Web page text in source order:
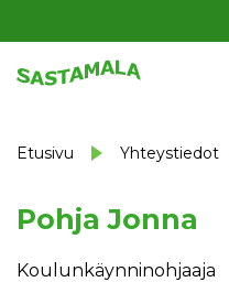
Etusivu Yhteystiedot
Pohja Jonna
Koulunkäynninohjaaja